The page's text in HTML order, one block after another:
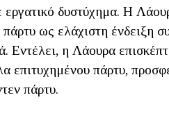
δυστύχημα. Η
πάρτυ ως ελάχιστη ένδειξη
Εντέλει, η Λάουρα
επιτυχημένου πάρτυ,
πάρτυ.